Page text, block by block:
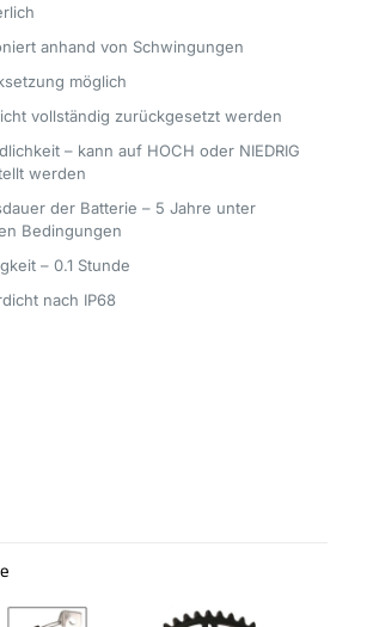
anhand von Schwingungen
möglich
vollständig zurückgesetzt werden
– kann auf HOCH oder NIEDRIG
werden
der Batterie – 5 Jahre unter
Bedingungen
– 0.1 Stunde
nach IP68
kabellos
blau“
sein, um eine Rezension